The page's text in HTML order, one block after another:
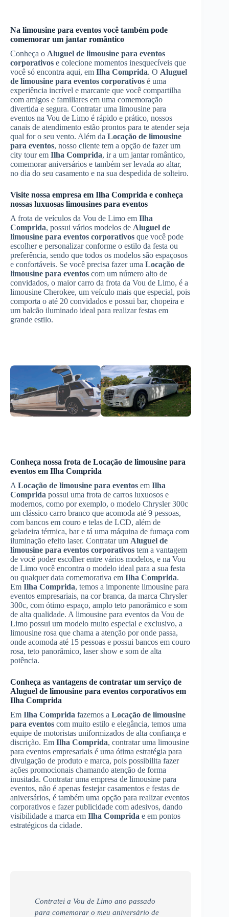
Na limousine para eventos você também pode
comemorar um jantar romântico
Conheça o Aluguel de limousine para eventos
corporativos e colecione momentos inesquecíveis que
você só encontra aqui, em Ilha Comprida. O Aluguel
de limousine para eventos corporativos é uma
experiência incrível e marcante que você compartilha
com amigos e familiares em uma comemoração
divertida e segura. Contratar uma limousine para
eventos na Vou de Limo é rápido e prático, nossos
canais de atendimento estão prontos para te atender seja
qual for o seu vento. Além da Locação de limousine
para eventos, nosso cliente tem a opção de fazer um
city tour em Ilha Comprida, ir a um jantar romântico,
comemorar aniversários e também ser levada ao altar,
no dia do seu casamento e na sua despedida de solteiro.
Visite nossa empresa em Ilha Comprida e conheça
nossas luxuosas limousines para eventos
A frota de veículos da Vou de Limo em Ilha
Comprida, possui vários modelos de Aluguel de
limousine para eventos corporativos que você pode
escolher e personalizar conforme o estilo da festa ou
preferência, sendo que todos os modelos são espaçosos
e confortáveis. Se você precisa fazer uma Locação de
limousine para eventos com um número alto de
convidados, o maior carro da frota da Vou de Limo, é a
limousine Cherokee, um veículo mais que especial, pois
comporta o até 20 convidados e possui bar, chopeira e
um balcão iluminado ideal para realizar festas em
grande estilo.
Conheça nossa frota de Locação de limousine para
eventos em Ilha Comprida
A Locação de limousine para eventos em Ilha
Comprida possui uma frota de carros luxuosos e
modernos, como por exemplo, o modelo Chrysler 300c
um clássico carro branco que acomoda até 9 pessoas,
com bancos em couro e telas de LCD, além de
geladeira térmica, bar e tá uma máquina de fumaça com
iluminação efeito laser. Contratar um Aluguel de
limousine para eventos corporativos tem a vantagem
de você poder escolher entre vários modelos, e na Vou
de Limo você encontra o modelo ideal para a sua festa
ou qualquer data comemorativa em Ilha Comprida.
Em Ilha Comprida, temos a imponente limousine para
eventos empresariais, na cor branca, da marca Chrysler
300c, com ótimo espaço, amplo teto panorâmico e som
de alta qualidade. A limousine para eventos da Vou de
Limo possui um modelo muito especial e exclusivo, a
limousine rosa que chama a atenção por onde passa,
onde acomoda até 15 pessoas e possui bancos em couro
rosa, teto panorâmico, laser show e som de alta
potência.
Conheça as vantagens de contratar um serviço de
Aluguel de limousine para eventos corporativos em
Ilha Comprida
Em Ilha Comprida fazemos a Locação de limousine
para eventos com muito estilo e elegância, temos uma
equipe de motoristas uniformizados de alta confiança e
discrição. Em Ilha Comprida, contratar uma limousine
para eventos empresariais é uma ótima estratégia para
divulgação de produto e marca, pois possibilita fazer
ações promocionais chamando atenção de forma
inusitada. Contratar uma empresa de limousine para
eventos, não é apenas festejar casamentos e festas de
aniversários, é também uma opção para realizar eventos
corporativos e fazer publicidade com adesivos, dando
visibilidade a marca em Ilha Comprida e em pontos
estratégicos da cidade.
Contratei a Vou de Limo ano passado
para comemorar o meu aniversário de